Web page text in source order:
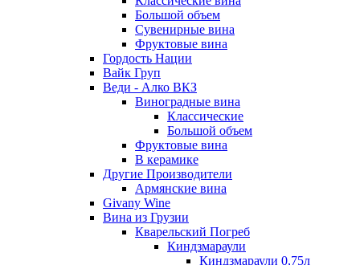
Большой объем
Сувенирные вина
Фруктовые вина
Гордость Нации
Вайк Груп
Веди - Алко ВКЗ
Виноградные вина
Классические
Большой объем
Фруктовые вина
В керамике
Другие Производители
Армянские вина
Givany Wine
Вина из Грузии
Кварельский Погреб
Киндзмараули
Киндзмараули 0,75л